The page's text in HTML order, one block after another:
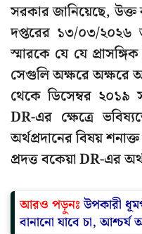
সরকার জানিয়েছে, উক্ত
দপ্তরের ১৩/০৩/২০২৬
স্মারকে যে যে
সেগুলি অক্ষরে অক্ষরে
থেকে ডিসেম্বর ২০১৯
DR-এর ক্ষেত্রে
অর্থপ্রদানের বিষয়
প্রদত্ত বকেয়া DR-এর
আরও পড়ুনঃউপকারী
বানানো যাবে চা, আশ্চর্য